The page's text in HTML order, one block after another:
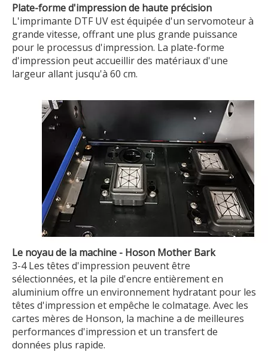
Plate-forme d'impression de haute précision
L'imprimante DTF UV est équipée d'un servomoteur à
grande vitesse, offrant une plus grande puissance
pour le processus d'impression. La plate-forme
d'impression peut accueillir des matériaux d'une
largeur allant jusqu'à 60 cm.
Le noyau de la machine - Hoson Mother Bark
3-4 Les têtes d'impression peuvent être
sélectionnées, et la pile d'encre entièrement en
aluminium offre un environnement hydratant pour les
têtes d'impression et empêche le colmatage. Avec les
cartes mères de Honson, la machine a de meilleures
performances d'impression et un transfert de
données plus rapide.